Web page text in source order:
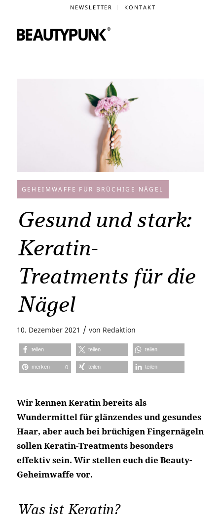
NEWSLETTER KONTAKT
GEHEIMWAFFE FÜR BRÜCHIGE NÄGEL
Gesund und stark:
Keratin-
Treatments für die
Nägel
10. Dezember 2021 / von Redaktion
teilen teilen teilen
merken 0 teilen teilen
Wir kennen Keratin bereits als
Wundermittel für glänzendes und gesundes
Haar, aber auch bei brüchigen Fingernägeln
sollen Keratin-Treatments besonders
effektiv sein. Wir stellen euch die Beauty-
Geheimwaffe vor.
Was ist Keratin?